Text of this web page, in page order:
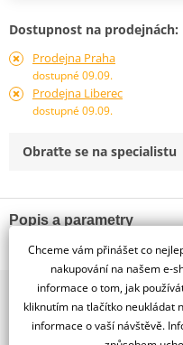
Dostupnost na prodejnách:
Prodejna Praha
dostupné 09.09.
Prodejna Liberec
dostupné 09.09.
Obraťte se na specialistu
Popis a parametry
Jsme autorizovaný
dealer značky RDMOTO
BMW R1100 GS (94-99)
Padací rámy RDMOTO
2x multibrand
9 značek
díly, to vše v Praze
Chceme vám přinášet co
nakupování na našem e-
informace o tom, jak
kliknutím na tlačítko neukládat
informace o vaší návštěvě.